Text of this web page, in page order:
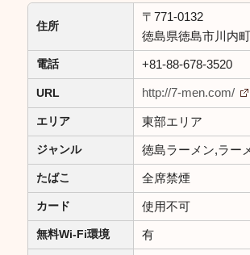
住所
〒771-0132
徳島県徳島市川内
電話 +81-88-678-3520
URL http://7-men.com/
エリア 東部エリア
ジャンル 徳島ラーメン,ラー
たばこ 全席禁煙
カード 使用不可
無料Wi-Fi環境 有